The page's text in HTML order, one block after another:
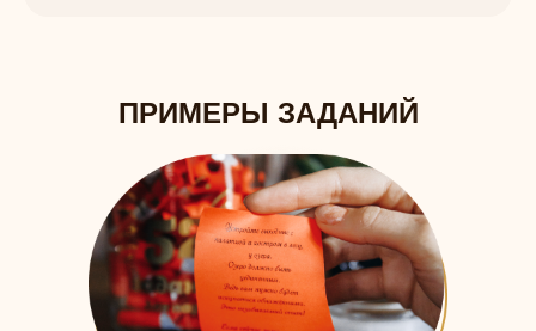
ПРИМЕРЫ ЗАДАНИЙ